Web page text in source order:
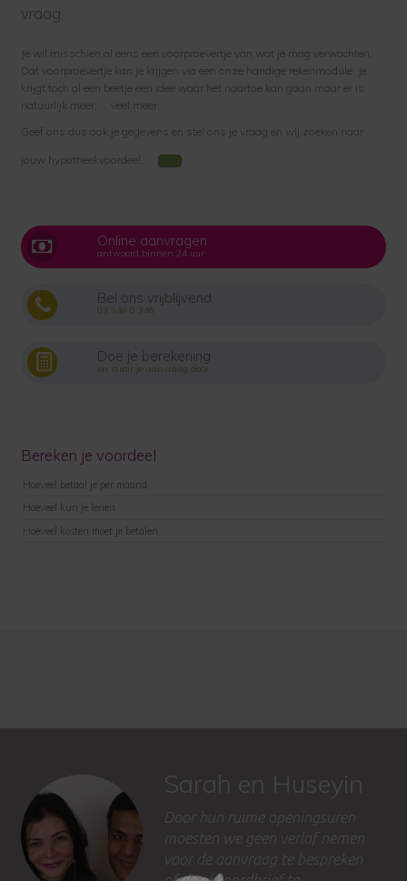
vraag.
Je wil misschien al eens een voorproevertje van wat je mag verwachten.
Dat voorproevertje kan je krijgen via een onze handige rekenmodule. Je
krijgt toch al een beetje een idee waar het naartoe kan gaan maar er is
natuurlijk meer, … veel meer.
Geef ons dus ook je gegevens en stel ons je vraag en wij zoeken naar
jouw hypotheekvoordeel.
Online aanvragen
antwoord binnen 24 uur
Bel ons vrijblijvend
03 346 0 346
Doe je berekening
en stuur je aanvraag door
Bereken je voordeel
Hoeveel betaal je per maand
Hoeveel kun je lenen
Hoeveel kosten moet je betalen
Sarah en Huseyin
Door hun ruime openingsuren
moesten we geen verlof nemen
voor de aanvraag te bespreken